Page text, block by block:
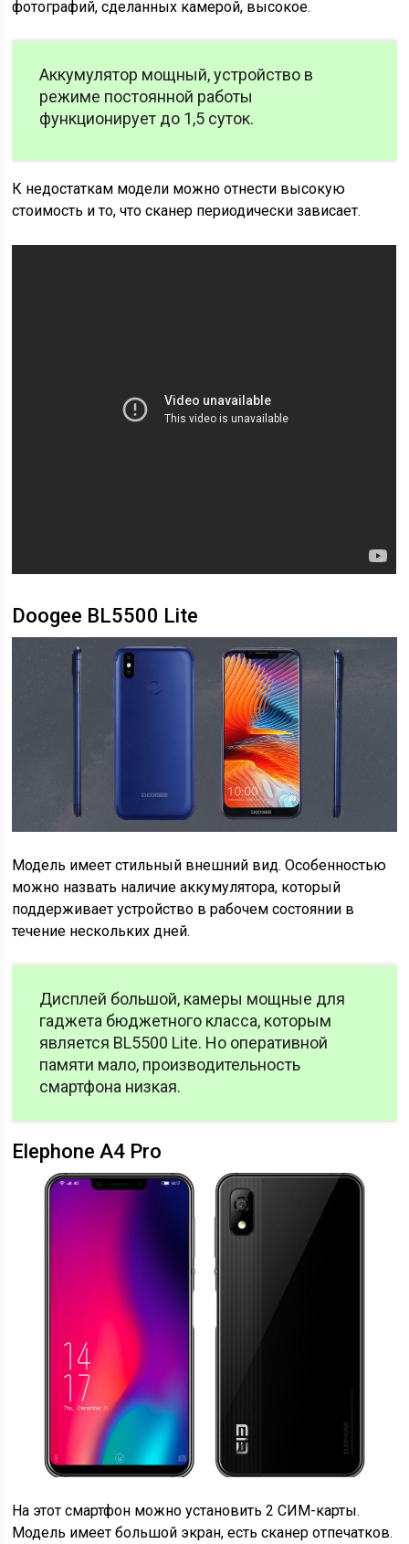
фотографий, сделанных камерой, высокое.
Аккумулятор мощный, устройство в
режиме постоянной работы
функционирует до 1,5 суток.
К недостаткам модели можно отнести высокую
стоимость и то, что сканер периодически зависает.
Doogee BL5500 Lite
Модель имеет стильный внешний вид. Особенностью
можно назвать наличие аккумулятора, который
поддерживает устройство в рабочем состоянии в
течение нескольких дней.
Дисплей большой, камеры мощные для
гаджета бюджетного класса, которым
является BL5500 Lite. Но оперативной
памяти мало, производительность
смартфона низкая.
Elephone A4 Pro
На этот смартфон можно установить 2 СИМ-карты.
Модель имеет большой экран, есть сканер отпечатков.